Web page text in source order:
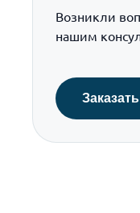
Возникли
нашим